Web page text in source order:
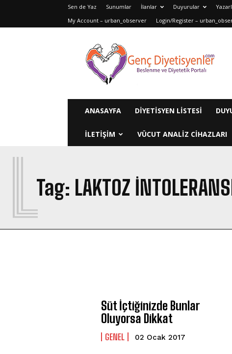
Sen de Yaz Sunumlar İlanlar Duyurular
My Account – urban_observer
Login/Register –
Genç
Diyetisyenler
ANASAYFA DIYETISYEN LISTESI
ILETIŞIM VÜCUT ANALIZ CIHAZLARI
Tag: LAKTOZ INTOLERANSI
L
Süt İçtiğinizde Bunlar
Oluyorsa Dikkat
GENEL 02 Ocak 2017